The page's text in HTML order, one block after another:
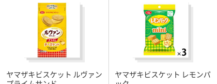
ヤマザキビスケット ルヴァン
ヤマザキビスケット レモンパ